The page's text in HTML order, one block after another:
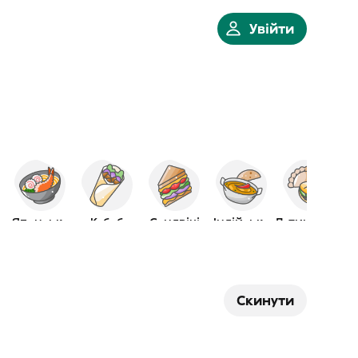
Увійти
Японська Кебаб Сендвічі Індійська
Скинути